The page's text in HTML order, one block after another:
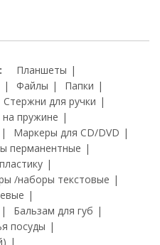
Планшеты
Файлы
Папки
Стержни для ручки
на пружине
Маркеры для CD/DVD
перманентные
/наборы текстовые
Бальзам для губ
посуды